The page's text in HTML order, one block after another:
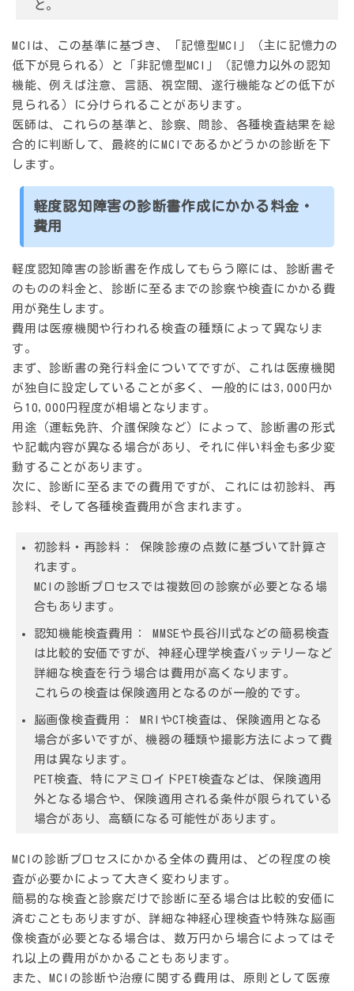
と。
MCIは、この基準に基づき、「記憶型MCI」（主に記憶力の
低下が見られる）と「非記憶型MCI」（記憶力以外の認知
機能、例えば注意、言語、視空間、遂行機能などの低下が
見られる）に分けられることがあります。
医師は、これらの基準と、診察、問診、各種検査結果を総
合的に判断して、最終的にMCIであるかどうかの診断を下
します。
軽度認知障害の診断書作成にかかる料金・
費用
軽度認知障害の診断書を作成してもらう際には、診断書そ
のものの料金と、診断に至るまでの診察や検査にかかる費
用が発生します。
費用は医療機関や行われる検査の種類によって異なりま
す。
まず、診断書の発行料金についてですが、これは医療機関
が独自に設定していることが多く、一般的には3,000円か
ら10,000円程度が相場となります。
用途（運転免許、介護保険など）によって、診断書の形式
や記載内容が異なる場合があり、それに伴い料金も多少変
動することがあります。
次に、診断に至るまでの費用ですが、これには初診料、再
診料、そして各種検査費用が含まれます。
初診料・再診料：
保険診療の点数に基づいて計算さ
れます。
MCIの診断プロセスでは複数回の診察が必要となる場
合もあります。
認知機能検査費用：
MMSEや長谷川式などの簡易検査
は比較的安価ですが、神経心理学検査バッテリーなど
詳細な検査を行う場合は費用が高くなります。
これらの検査は保険適用となるのが一般的です。
脳画像検査費用：
MRIやCT検査は、保険適用となる
場合が多いですが、機器の種類や撮影方法によって費
用は異なります。
PET検査、特にアミロイドPET検査などは、保険適用
外となる場合や、保険適用される条件が限られている
場合があり、高額になる可能性があります。
MCIの診断プロセスにかかる全体の費用は、どの程度の検
査が必要かによって大きく変わります。
簡易的な検査と診察だけで診断に至る場合は比較的安価に
済むこともありますが、詳細な神経心理検査や特殊な脳画
像検査が必要となる場合は、数万円から場合によってはそ
れ以上の費用がかかることもあります。
また、MCIの診断や治療に関する費用は、原則として医療